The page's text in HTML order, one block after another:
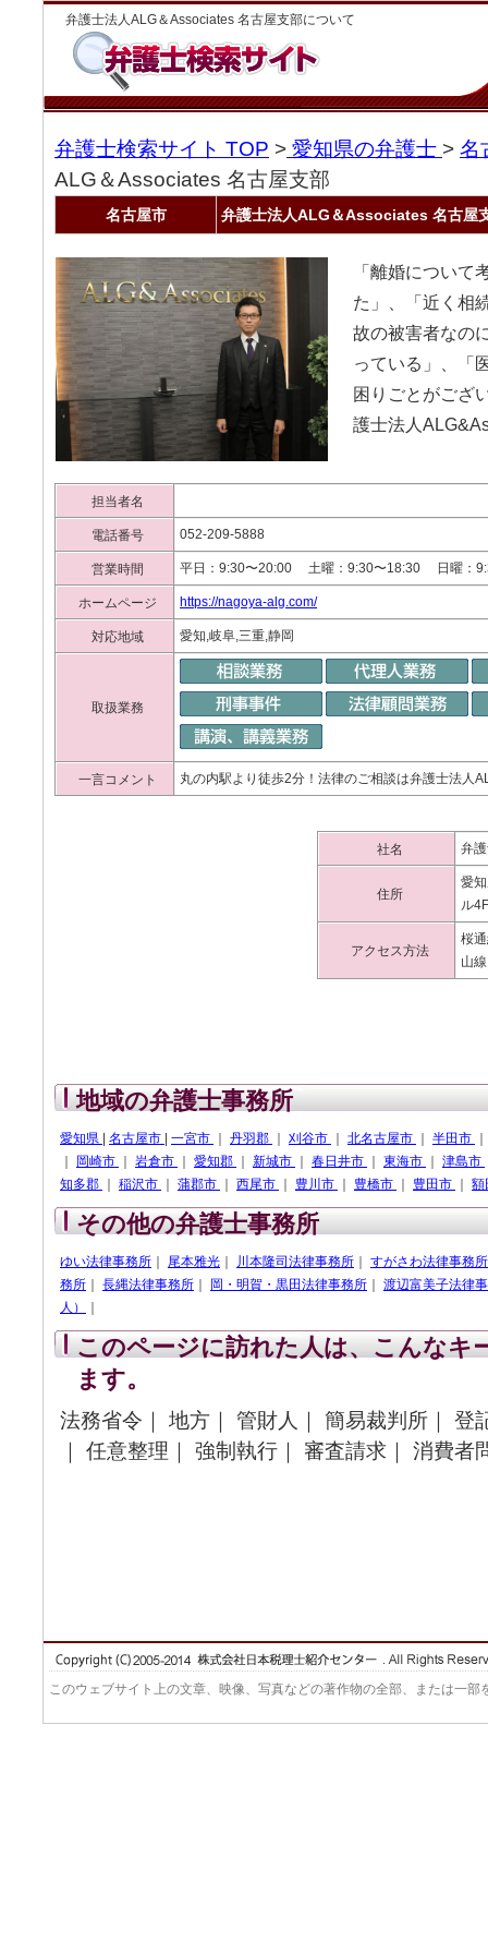
弁護士法人ALG＆Associates 名古屋支部について
弁護士検索サイト TOP > 愛知県の弁護士 > 名
ALG＆Associates 名古屋支部
名古屋市 弁護士法人ALG＆Associates 名古屋
「離婚について
た」、「近く相
故の被害者なの
っている」、「
困りごとがござ
護士法人
担当者名
電話番号 052-209-5888
営業時間 平日：9:30〜20:00 土曜：9:30〜18:30 日曜：
ホームページ https://nagoya-alg.com/
対応地域 愛知,岐阜,三重,静岡
取扱業務
一言コメント 丸の内駅より徒歩2分！法律のご相談は弁護士法人
社名 弁
住所
愛
ル
アクセス方法
桜
山
地域の弁護士事務所
愛知県 名古屋市 一宮市 丹羽郡 刈谷市 北名古屋市 半田市
岡崎市 岩倉市 愛知郡 新城市 春日井市 東海市 津島市
知多郡
稲沢市 蒲郡市 西尾市 豊川市 豊橋市 豊田市
その他の弁護士事務所
ゆい法律事務所 尾本雅光 川本隆司法律事務所
すがさわ法律事務所
務所
長縄法律事務所 岡・明賀・黒田法律事務所
渡辺富美子法律
人）
このページに訪れた人は、こんなキ
ます。
法務省令｜ 地方｜ 管財人｜ 簡易裁判所｜ 登
｜ 任意整理｜ 強制執行｜ 審査請求｜ 消費者
このウェブサイト上の文章、映像、写真などの著作物の全部、または一